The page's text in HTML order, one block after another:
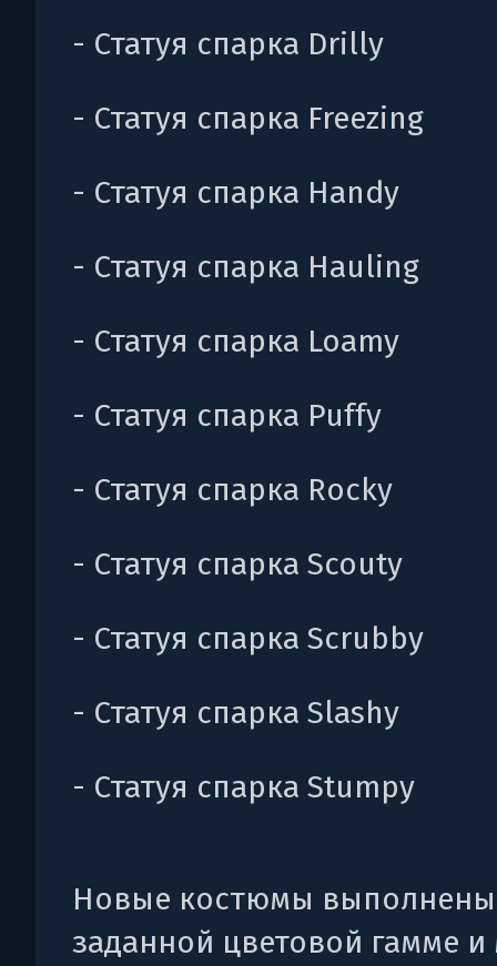
- Статуя спарка Drilly
- Статуя спарка Freezing
- Статуя спарка Handy
- Статуя спарка Hauling
- Статуя спарка Loamy
- Статуя спарка Puffy
- Статуя спарка Rocky
- Статуя спарка Scouty
- Статуя спарка Scrubby
- Статуя спарка Slashy
- Статуя спарка Stumpy
Новые костюмы
заданной цветовой гамме и